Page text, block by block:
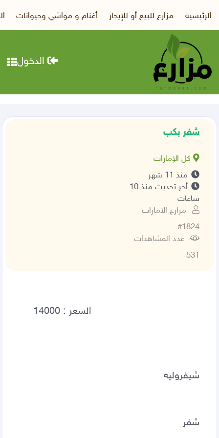
الرئيسية مزارع للبيع أو للإيجار أغنام و مواشي وحيوانات
الدخول
شفر بكب
كل الإمارات
منذ 11 شهر
أخر تحديث منذ 10
ساعات
مزارع الامارات
#1824
عدد المشاهدات
531
شيفروليه
شفر